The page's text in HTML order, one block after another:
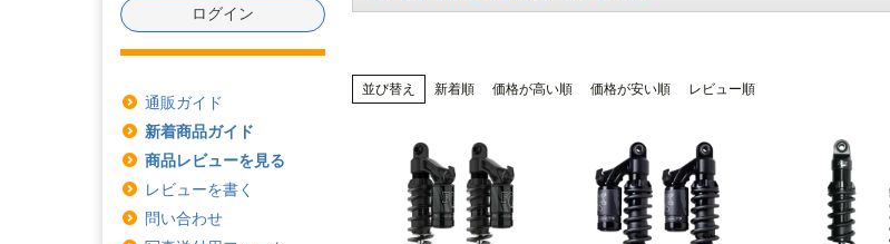
ログイン
通販ガイド
新着商品ガイド
商品レビューを見る
レビューを書く
問い合わせ
並び替え 新着順 価格が高い順 価格が安い順 レビュー順